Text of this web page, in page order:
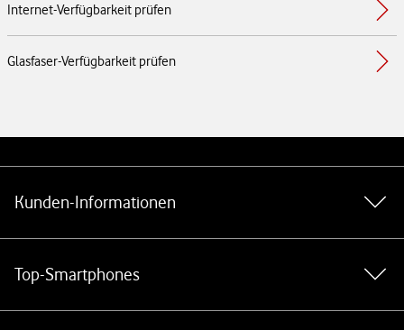
Internet-Verfügbarkeit prüfen
Glasfaser-Verfügbarkeit prüfen
Kunden-Informationen
Top-Smartphones